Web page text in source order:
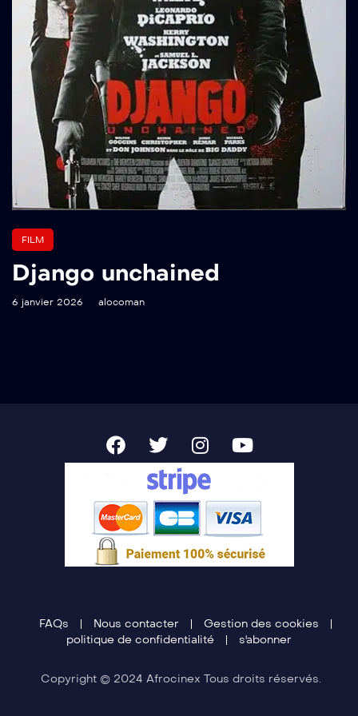
FILM
Django unchained
6 janvier 2026 alocoman
FAQs Nous contacter
Gestion des cookies
politique de confidentialité
s'abonner
Copyright © 2024 Afrocinex Tous droits réservés.